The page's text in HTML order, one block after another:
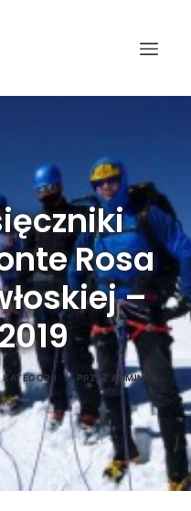
Rosa
–
KATEGORII | PRZEZ ADMINKA